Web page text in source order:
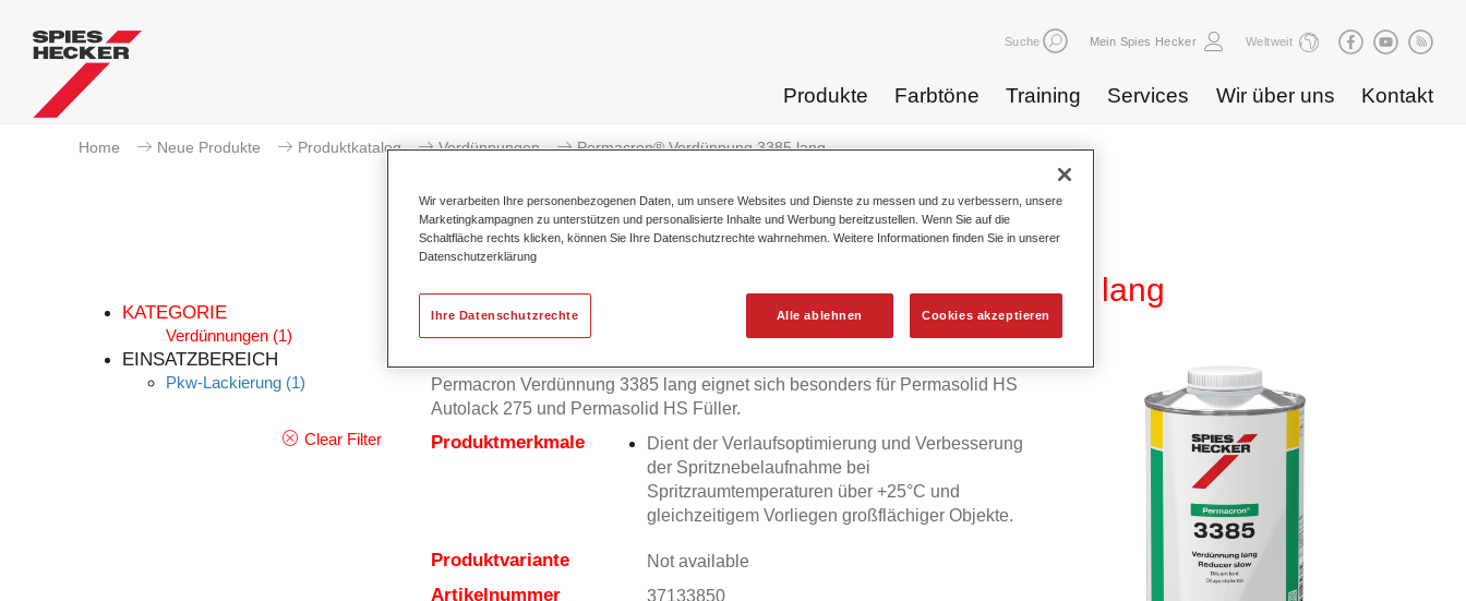
Suche Mein Spies Hecker Weltweit
Produkte Farbtöne Training Services Wir über uns Kontakt
Home Neue Produkte Produktkatalog Verdünnungen Permacron® Verdünnung 3385 lang
KATEGORIE
Verdünnungen (1)
EINSATZBEREICH
Pkw-Lackierung (1)
Clear Filter
Permacron® Verdünnung 3385 lang
Permacron Verdünnung 3385 lang eignet sich besonders für Permasolid HS
Autolack 275 und Permasolid HS Füller.
Produktmerkmale
Dient der Verlaufsoptimierung und Verbesserung
der Spritznebelaufnahme bei
Spritzraumtemperaturen über +25°C und
gleichzeitigem Vorliegen großflächiger Objekte.
Produktvariante Not available
Artikelnummer 37133850
Wir verarbeiten Ihre personenbezogenen Daten, um unsere Websites und Dienste zu messen und zu verbessern, unsere
Marketingkampagnen zu unterstützen und personalisierte Inhalte und Werbung bereitzustellen. Wenn Sie auf die
Schaltfläche rechts klicken, können Sie Ihre Datenschutzrechte wahrnehmen. Weitere Informationen finden Sie in unserer
Datenschutzerklärung
Alle ablehnen Cookies akzeptieren
Ihre Datenschutzrechte